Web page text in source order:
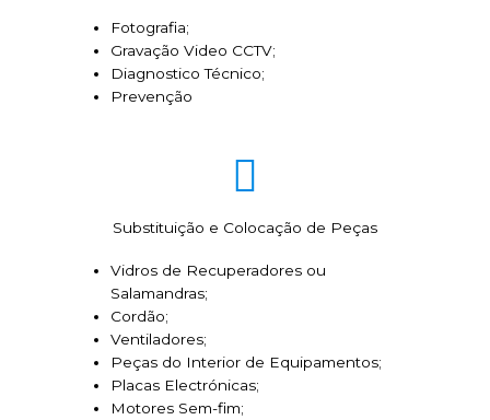
Fotografia;
Gravação Video CCTV;
Diagnostico Técnico;
Prevenção
Substituição e Colocação de Peças
Vidros de Recuperadores ou
Salamandras;
Cordão;
Ventiladores;
Peças do Interior de Equipamentos;
Placas Electrónicas;
Motores Sem-fim;